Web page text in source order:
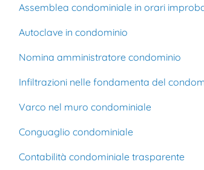
Assemblea condominiale in orari
Autoclave in condominio
Nomina amministratore condominio
Infiltrazioni nelle fondamenta del
Varco nel muro condominiale
Conguaglio condominiale
Contabilità condominiale trasparente